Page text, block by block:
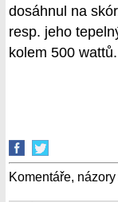
dosáhnul na
resp. jeho
kolem 500 wattů.
Komentáře,